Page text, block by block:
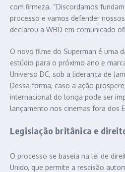
com firmeza. “Discordamos
processo e vamos defender
declarou a WBD em comunicado
O novo filme do Superman é uma
estúdio para o próximo ano e
Universo DC, sob a liderança de
Dessa forma, caso a ação
internacional do longa pode ser
lançamento nos cinemas fora dos
Legislação britânica e
O processo se baseia na lei de
Unido, que permite a rescisão